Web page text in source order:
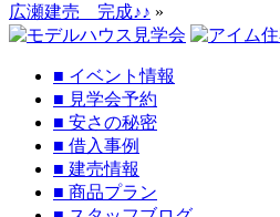
広瀬建売 完成♪♪ »
■ イベント情報
■ 見学会予約
■ 安さの秘密
■ 借入事例
■ 建売情報
■ 商品プラン